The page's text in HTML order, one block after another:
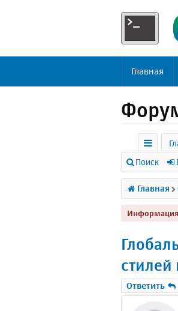
Главная
с
ы
л
к
и
Поиск
Главная
стилей
Ответить